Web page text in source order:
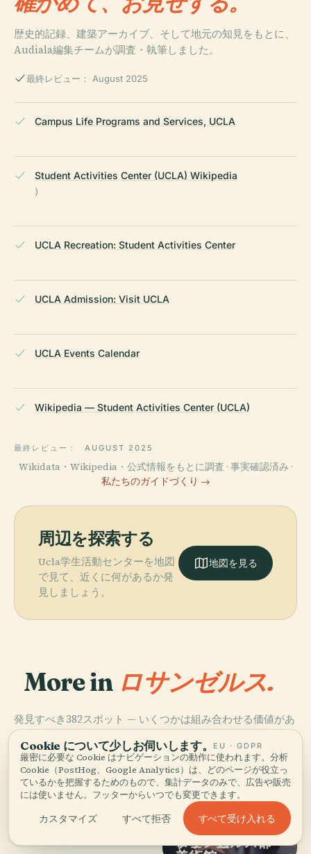
歴史的記録、建築アーカイブ、そして地元の知見をもとに、
Audiala編集チームが調査・執筆しました。
最終レビュー： August 2025
Campus Life Programs and Services, UCLA
Student Activities Center (UCLA) Wikipedia
)
UCLA Recreation: Student Activities Center
UCLA Admission: Visit UCLA
UCLA Events Calendar
Wikipedia — Student Activities Center (UCLA)
最終レビュー： AUGUST 2025
Wikidata・Wikipedia・公式情報をもとに調査 · 事実確認済み ·
私たちのガイドづくり →
周辺を探索する
Ucla学生活動センターを地図
で見て、近くに何があるか発
見しましょう。
地図を見る
More in ロサンゼルス.
発見すべき382スポット — いくつかは組み合わせる価値があ
ります。
PLACE
J・ポール・ゲテ
ィ美術館
PLACE
ハリウッド・ウ
ォーク・オブ・
フェーム
PLACE
ロサンゼルス・
メモリアル・コ
PLACE
ロサンゼルス郡
Cookie について少しお伺いします。 EU · GDPR
厳密に必要な Cookie はナビゲーションの動作に使われます。分析
Cookie（PostHog、Google Analytics）は、どのページが役立っ
ているかを把握するためのもので、集計データのみで、広告や販売
には使いません。フッターからいつでも変更できます。
カスタマイズ すべて拒否 すべて受け入れる